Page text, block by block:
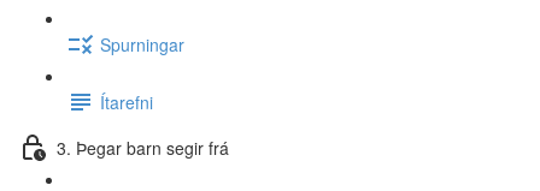
Spurningar
Ítarefni
3. Þegar barn segir frá